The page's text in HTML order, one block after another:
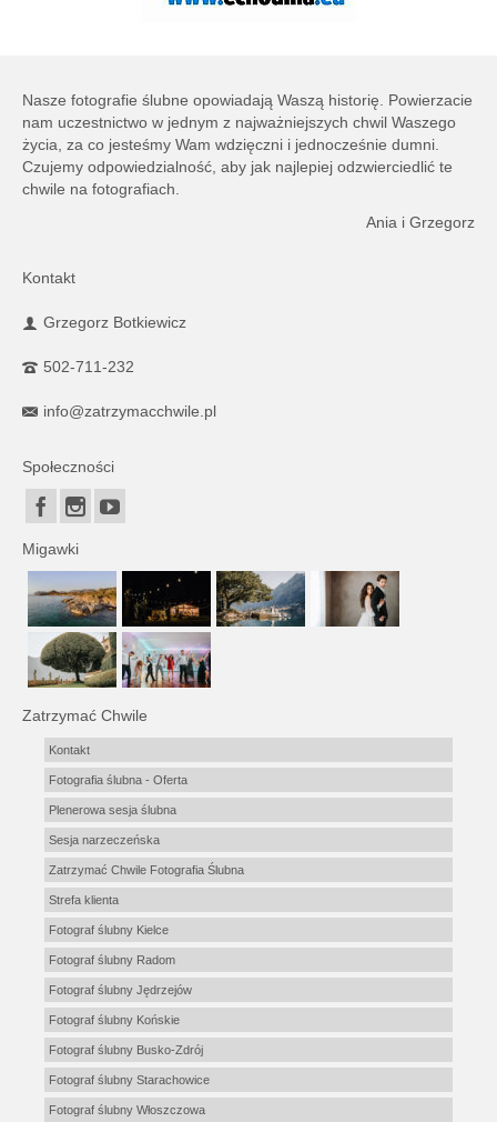
Nasze fotografie ślubne opowiadają Waszą historię. Powierzacie
nam uczestnictwo w jednym z najważniejszych chwil Waszego
życia, za co jesteśmy Wam wdzięczni i jednocześnie dumni.
Czujemy odpowiedzialność, aby jak najlepiej odzwierciedlić te
chwile na fotografiach.
Ania i Grzegorz
Kontakt
Grzegorz Botkiewicz
502-711-232
info@zatrzymacchwile.pl
Społeczności
Migawki
Zatrzymać Chwile
Kontakt
Fotografia ślubna - Oferta
Plenerowa sesja ślubna
Sesja narzeczeńska
Zatrzymać Chwile Fotografia Ślubna
Strefa klienta
Fotograf ślubny Kielce
Fotograf ślubny Radom
Fotograf ślubny Jędrzejów
Fotograf ślubny Końskie
Fotograf ślubny Busko-Zdrój
Fotograf ślubny Starachowice
Fotograf ślubny Włoszczowa